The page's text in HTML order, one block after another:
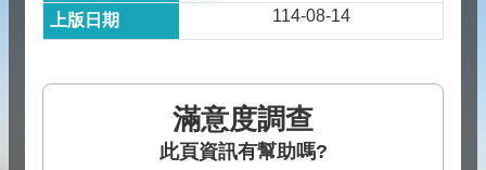
114-08-14
滿意度調查
此頁資訊有幫助嗎?